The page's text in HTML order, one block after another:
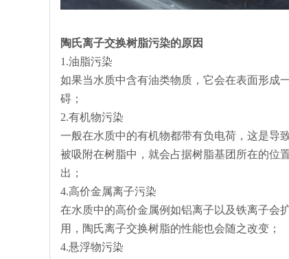
陶氏离子交换树脂污染的原因
1.油脂污染
如果当水质中含有油类物质，它会在表面形成
碍；
2.有机物污染
一般在水质中的有机物都带有负电荷，这是导
被吸附在树脂中，就会占据树脂基团所在的位
出；
4.高价金属离子污染
在水质中的高价金属例如铝离子以及铁离子会
用，陶氏离子交换树脂的性能也会随之改变；
4.悬浮物污染